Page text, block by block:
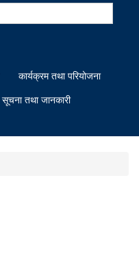
कार्यक्रम तथा परियोजना
सूचना तथा जानकारी